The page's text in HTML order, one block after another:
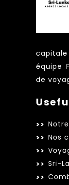
capitale
équipe
de
Nos
Sri-